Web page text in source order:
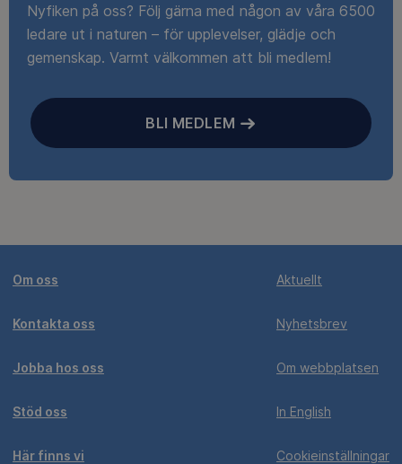
Nyfiken på oss? Följ gärna med någon av våra 6500
ledare ut i naturen – för upplevelser, glädje och
gemenskap. Varmt välkommen att bli medlem!
BLI MEDLEM
Om oss
Kontakta oss
Jobba hos oss
Stöd oss
Här finns vi
Aktuellt
Nyhetsbrev
Om webbplatsen
In English
Cookieinställningar